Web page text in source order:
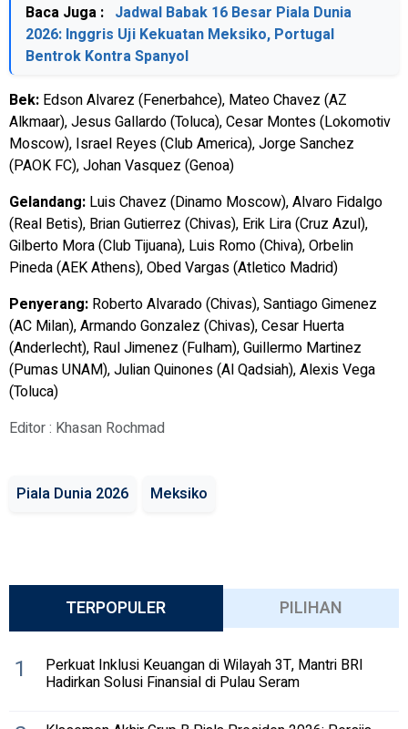
Baca Juga : Jadwal Babak 16 Besar Piala Dunia
2026: Inggris Uji Kekuatan Meksiko, Portugal
Bentrok Kontra Spanyol
Bek: Edson Alvarez (Fenerbahce), Mateo Chavez (AZ
Alkmaar), Jesus Gallardo (Toluca), Cesar Montes (Lokomotiv
Moscow), Israel Reyes (Club America), Jorge Sanchez
(PAOK FC), Johan Vasquez (Genoa)
Gelandang: Luis Chavez (Dinamo Moscow), Alvaro Fidalgo
(Real Betis), Brian Gutierrez (Chivas), Erik Lira (Cruz Azul),
Gilberto Mora (Club Tijuana), Luis Romo (Chiva), Orbelin
Pineda (AEK Athens), Obed Vargas (Atletico Madrid)
Penyerang: Roberto Alvarado (Chivas), Santiago Gimenez
(AC Milan), Armando Gonzalez (Chivas), Cesar Huerta
(Anderlecht), Raul Jimenez (Fulham), Guillermo Martinez
(Pumas UNAM), Julian Quinones (Al Qadsiah), Alexis Vega
(Toluca)
Editor : Khasan Rochmad
Piala Dunia 2026 Meksiko
TERPOPULER PILIHAN
1 Perkuat Inklusi Keuangan di Wilayah 3T, Mantri BRI
Hadirkan Solusi Finansial di Pulau Seram